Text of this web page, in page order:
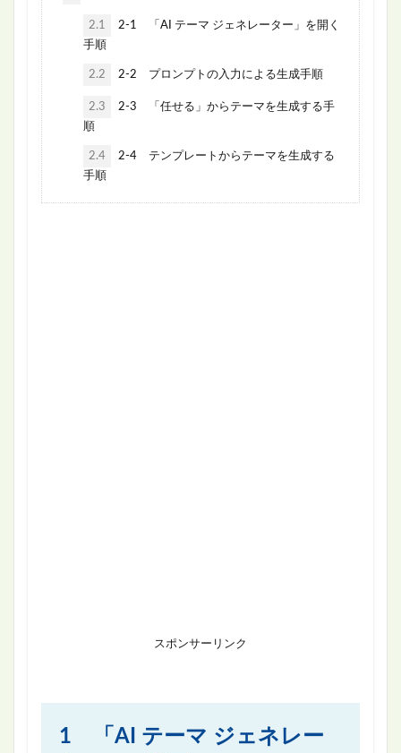
2.1
2-1 「AI テーマ ジェネレーター」を開く
手順
2.2 2-2 プロンプトの入力による生成手順
2.3
2-3 「任せる」からテーマを生成する手
順
2.4
2-4 テンプレートからテーマを生成する
手順
スポンサーリンク
1 「AI テーマ ジェネレー